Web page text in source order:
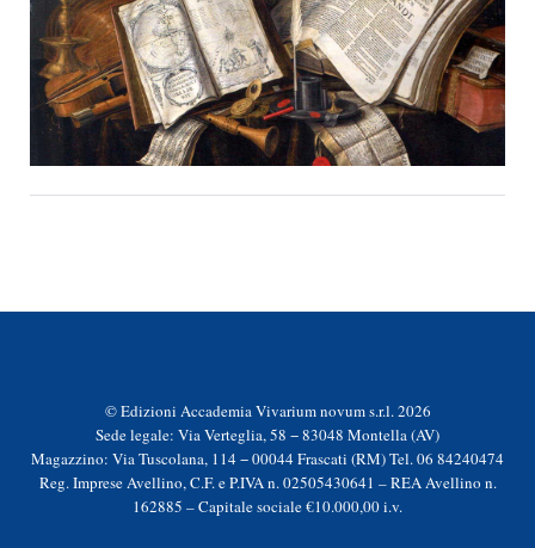
© Edizioni Accademia Vivarium novum s.r.l. 2026
Sede legale: Via Verteglia, 58 − 83048 Montella (AV)
Magazzino: Via Tuscolana, 114 − 00044 Frascati (RM) Tel. 06 84240474
Reg. Imprese Avellino, C.F. e P.IVA n. 02505430641 – REA Avellino n.
162885 – Capitale sociale €10.000,00 i.v.